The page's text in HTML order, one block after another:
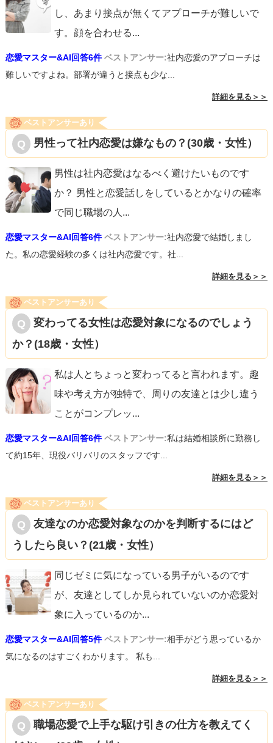
し、あまり接点が無くてアプローチが難しいで
す。顔を合わせる...
恋愛マスター&AI回答6件 ベストアンサー:社内恋愛のアプローチは
難しいですよね。部署が違うと接点も少な...
詳細を見る＞＞
ベストアンサーあり
男性って社内恋愛は嫌なもの？(30歳・女性）
男性は社内恋愛はなるべく避けたいものです
か？ 男性と恋愛話しをしているとかなりの確率
で同じ職場の人 ...
恋愛マスター&AI回答6件 ベストアンサー:社内恋愛で結婚しまし
た。私の恋愛経験の多くは社内恋愛です。社...
詳細を見る＞＞
ベストアンサーあり
変わってる女性は恋愛対象になるのでしょう
か？(18歳・女性）
私は人とちょっと変わってると言われます。趣
味や考え方が独特で、周りの友達とは少し違う
ことがコンプレッ...
恋愛マスター&AI回答6件 ベストアンサー:私は結婚相談所に勤務し
て約15年、現役バリバリのスタッフです...
詳細を見る＞＞
ベストアンサーあり
友達なのか恋愛対象なのかを判断するにはど
うしたら良い？(21歳・女性）
同じゼミに気になっている男子がいるのです
が、友達としてしか見られていないのか恋愛対
象に入っているのか...
恋愛マスター&AI回答5件 ベストアンサー:相手がどう思っているか
気になるのはすごくわかります。 私も...
詳細を見る＞＞
ベストアンサーあり
職場恋愛で上手な駆け引きの仕方を教えてく